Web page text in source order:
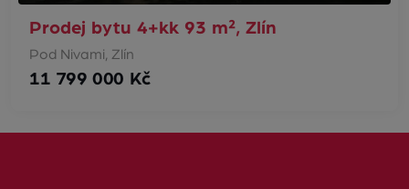
Prodej bytu 4+kk 93 m², Zlín
Pod Nivami, Zlín
11 799 000 Kč